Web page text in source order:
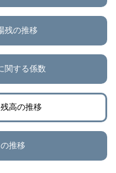
残の推移
関する係数
高の推移
推移